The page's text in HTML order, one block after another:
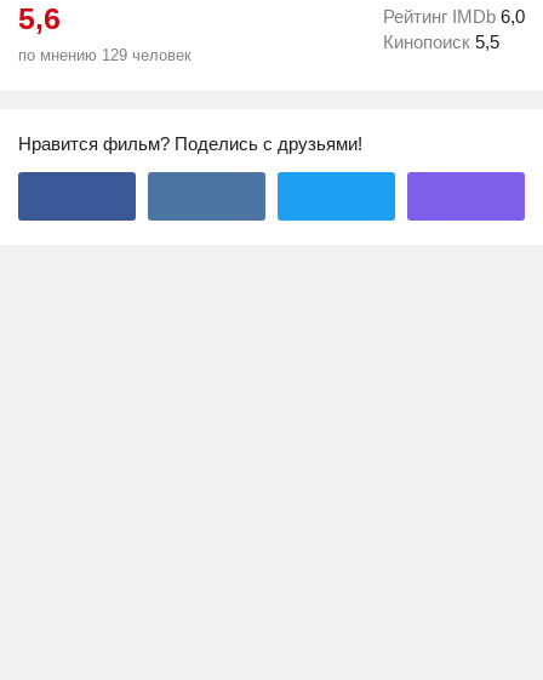
5,6
по мнению 129 человек
Рейтинг IMDb 6,0
Кинопоиск 5,5
Нравится фильм? Поделись с друзьями!